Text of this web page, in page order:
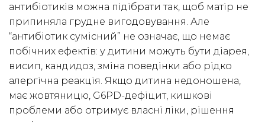
антибіотиків можна підібрати так, щоб матір не
припиняла грудне вигодовування. Але
“антибіотик сумісний” не означає, що немає
побічних ефектів: у дитини можуть бути діарея,
висип, кандидоз, зміна поведінки або рідко
алергічна реакція. Якщо дитина недоношена,
має жовтяницю, G6PD-дефіцит, кишкові
проблеми або отримує власні ліки, рішення